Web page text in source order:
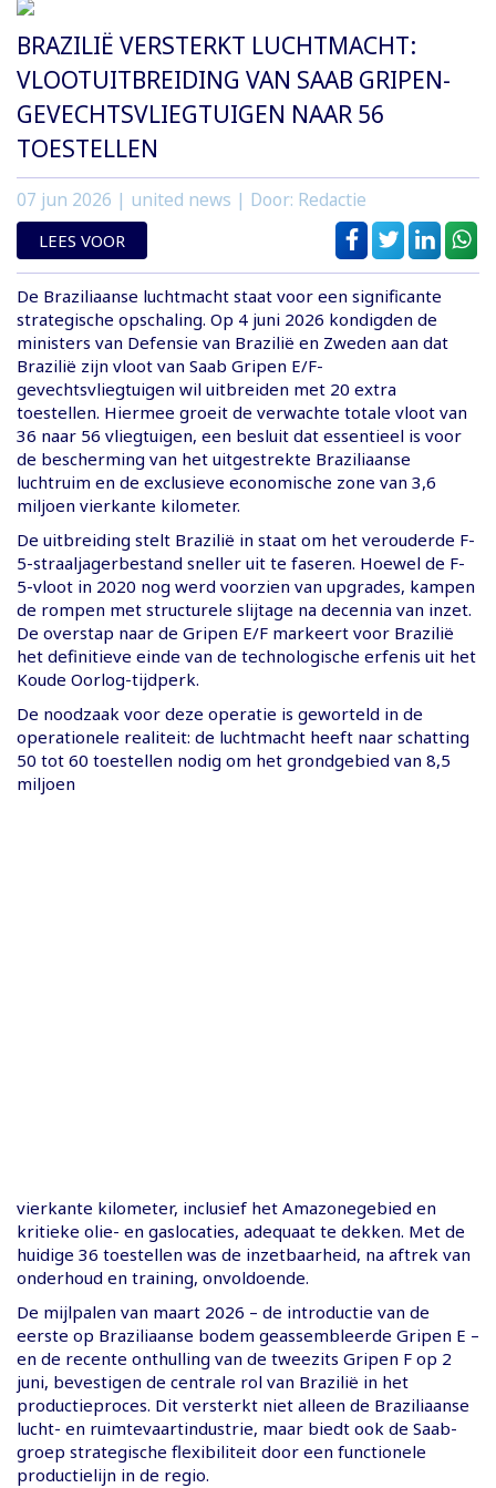
BRAZILIË VERSTERKT LUCHTMACHT:
VLOOTUITBREIDING VAN SAAB GRIPEN-
GEVECHTSVLIEGTUIGEN NAAR 56
TOESTELLEN
07 jun 2026 | united news | Door: Redactie
LEES VOOR
De Braziliaanse luchtmacht staat voor een significante
strategische opschaling. Op 4 juni 2026 kondigden de
ministers van Defensie van Brazilië en Zweden aan dat
Brazilië zijn vloot van Saab Gripen E/F-
gevechtsvliegtuigen wil uitbreiden met 20 extra
toestellen. Hiermee groeit de verwachte totale vloot van
36 naar 56 vliegtuigen, een besluit dat essentieel is voor
de bescherming van het uitgestrekte Braziliaanse
luchtruim en de exclusieve economische zone van 3,6
miljoen vierkante kilometer.
De uitbreiding stelt Brazilië in staat om het verouderde F-
5-straaljagerbestand sneller uit te faseren. Hoewel de F-
5-vloot in 2020 nog werd voorzien van upgrades, kampen
de rompen met structurele slijtage na decennia van inzet.
De overstap naar de Gripen E/F markeert voor Brazilië
het definitieve einde van de technologische erfenis uit het
Koude Oorlog-tijdperk.
De noodzaak voor deze operatie is geworteld in de
operationele realiteit: de luchtmacht heeft naar schatting
50 tot 60 toestellen nodig om het grondgebied van 8,5
miljoen
vierkante kilometer, inclusief het Amazonegebied en
kritieke olie- en gaslocaties, adequaat te dekken. Met de
huidige 36 toestellen was de inzetbaarheid, na aftrek van
onderhoud en training, onvoldoende.
De mijlpalen van maart 2026 – de introductie van de
eerste op Braziliaanse bodem geassembleerde Gripen E –
en de recente onthulling van de tweezits Gripen F op 2
juni, bevestigen de centrale rol van Brazilië in het
productieproces. Dit versterkt niet alleen de Braziliaanse
lucht- en ruimtevaartindustrie, maar biedt ook de Saab-
groep strategische flexibiliteit door een functionele
productielijn in de regio.